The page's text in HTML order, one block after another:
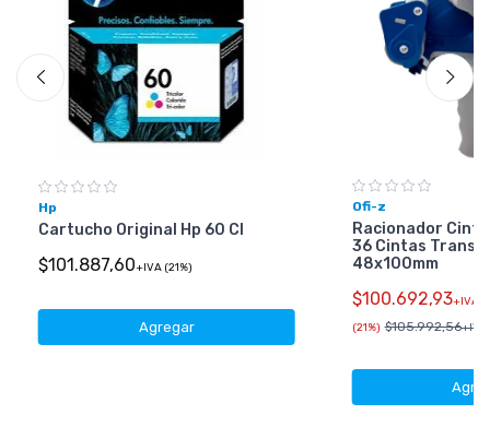
Hp
Cartucho Original Hp 60 Cl
$101.887,60+IVA (21%)
Agregar
Ofi-z
Racionador
36 Cintas
48x100mm
$100.692,93+IVA
(21%) $105.992,56+IVA